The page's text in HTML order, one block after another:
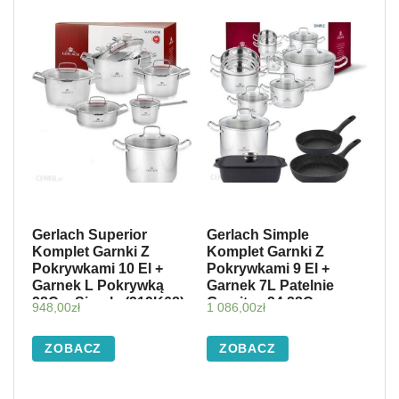
Gerlach Superior
Komplet Garnki Z
Pokrywkami 10 El +
Garnek L Pokrywką
28Cm Simple (319K68)
948,00zł
ZOBACZ
Gerlach Simple
Komplet Garnki Z
Pokrywkami 9 El +
Garnek 7L Patelnie
Granitex 24 28Cm
(3327+3402428+325B)
1 086,00zł
ZOBACZ